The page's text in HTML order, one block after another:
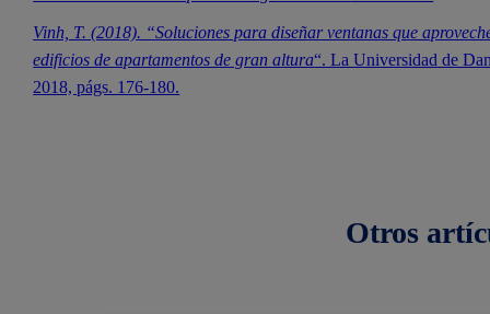
Vinh, T. (2018). “Soluciones para diseñar ventanas que
edificios de apartamentos de gran altura“. La Universidad de
2018, págs. 176-180.
Otros